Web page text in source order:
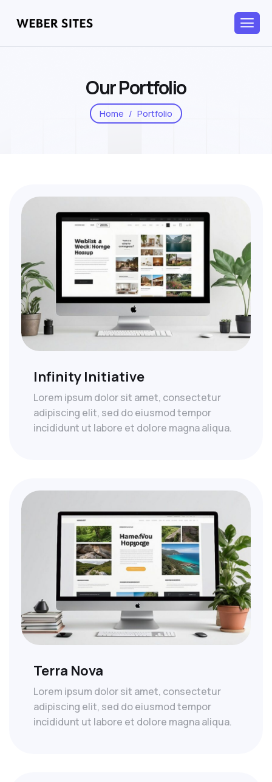
Our Portfolio
Home Portfolio
Infinity Initiative
Lorem ipsum dolor sit amet, consectetur
adipiscing elit, sed do eiusmod tempor
incididunt ut labore et dolore magna aliqua.
Terra Nova
Lorem ipsum dolor sit amet, consectetur
adipiscing elit, sed do eiusmod tempor
incididunt ut labore et dolore magna aliqua.